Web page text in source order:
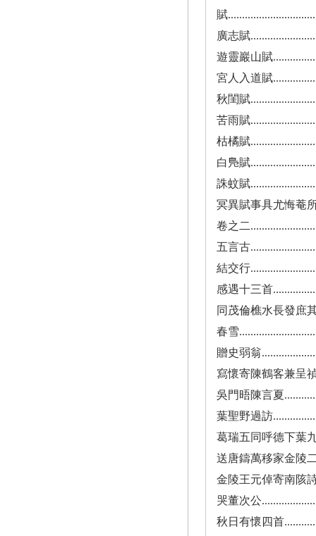
賦
廣志賦
遊靈巖山賦
宮人入道賦
秋閨賦
苦雨賦
枯橘賦
白鳬賦
誅蚊賦
冥異賦事具尤悔菴
卷之二
五言古
結交行
感遇十三首
同茂倫樵水長發庶
春雪
贈史弱翁
寫懷寄陳鶴客兼呈
吳門晤陳言夏
葉聖野過訪
葛瑞五同呼德下葉
送唐鑄萬移家金陵
金陵王元倬寄南陔
哭董次公
秋日有懷四首